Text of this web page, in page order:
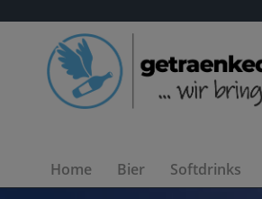
Home Bier Softdrinks